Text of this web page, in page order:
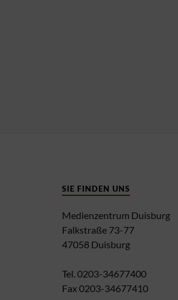
SIE FINDEN UNS
Medienzentrum Duisburg
Falkstraße 73-77
47058 Duisburg
Tel. 0203-34677400
Fax 0203-34677410